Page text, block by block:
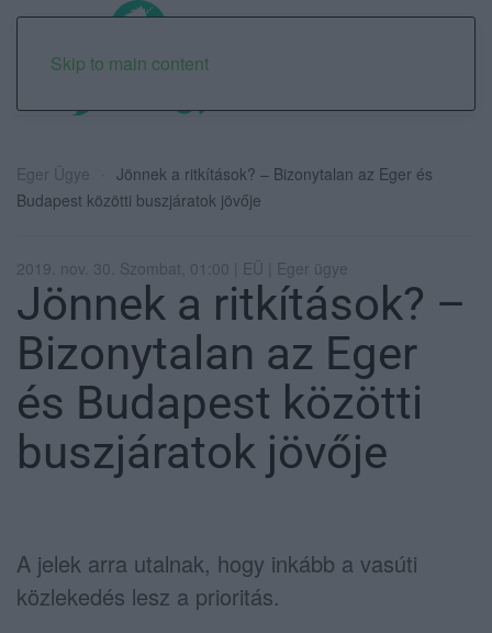
Skip to main content
Eger Ügye
Jönnek a ritkítások? – Bizonytalan az Eger és
Budapest közötti buszjáratok jövője
2019. nov. 30. Szombat, 01:00 | EÜ | Eger ügye
Jönnek a ritkítások? –
Bizonytalan az Eger
és Budapest közötti
buszjáratok jövője
A jelek arra utalnak, hogy inkább a vasúti
közlekedés lesz a prioritás.